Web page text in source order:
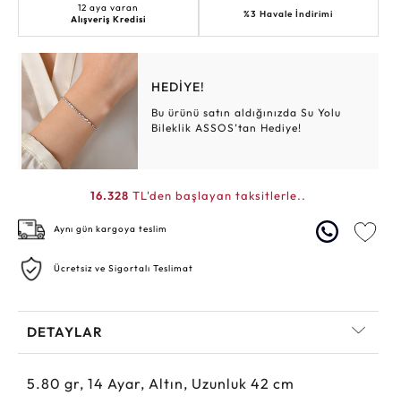
12 aya varan
Alışveriş Kredisi
%3 Havale İndirimi
HEDİYE!
Bu ürünü satın aldığınızda Su Yolu
Bileklik ASSOS’tan Hediye!
16.328 TL'den başlayan taksitlerle..
Aynı gün kargoya teslim
Ücretsiz ve Sigortalı Teslimat
DETAYLAR
5.80 gr, 14 Ayar, Altın, Uzunluk 42 cm